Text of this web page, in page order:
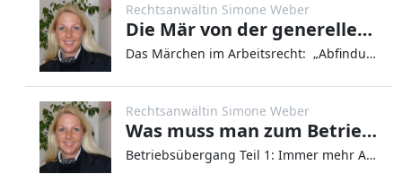
Rechtsanwältin Simone Weber
Die Mär von der generellen Abfindung im Arbeitsrecht
Das Märchen im Arbeitsrecht: „Abfindung gibt es bei jeder Kündigung“ Immer wieder höre ich im Rahmen meiner Beratung: „
Rechtsanwältin Simone Weber
Was muss man zum Betriebsübergang wissen?
Betriebsübergang Teil 1: Immer mehr Arbeitnehmer sind verunsichert. Das Unternehmen oder eine Abteilung des Unternehmens